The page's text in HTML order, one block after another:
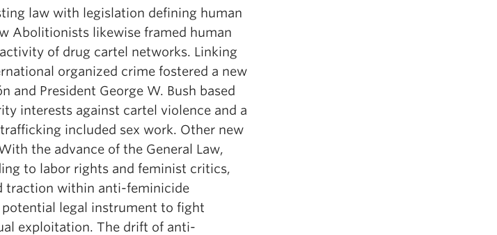
law with legislation defining human
Abolitionists likewise framed human
of drug cartel networks. Linking
organized crime fostered a new
and President George W. Bush based
interests against cartel violence and a
included sex work. Other new
the advance of the General Law,
to labor rights and feminist critics,
traction within anti-feminicide
legal instrument to fight
exploitation. The drift of anti-